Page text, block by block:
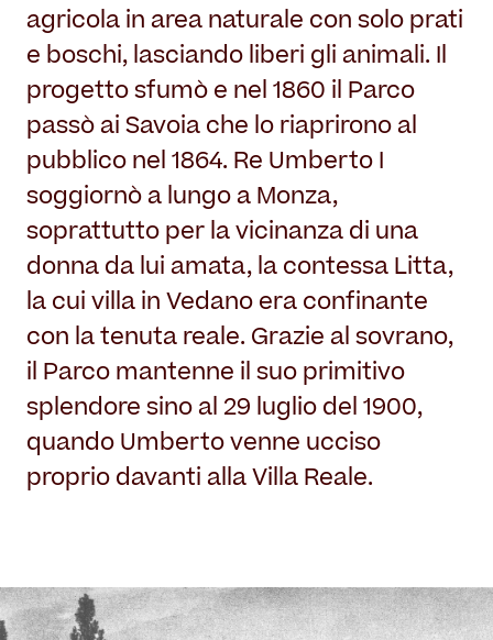
agricola in area naturale con solo prati
e boschi, lasciando liberi gli animali. Il
progetto sfumò e nel 1860 il Parco
passò ai Savoia che lo riaprirono al
pubblico nel 1864. Re Umberto I
soggiornò a lungo a Monza,
soprattutto per la vicinanza di una
donna da lui amata, la contessa Litta,
la cui villa in Vedano era confinante
con la tenuta reale. Grazie al sovrano,
il Parco mantenne il suo primitivo
splendore sino al 29 luglio del 1900,
quando Umberto venne ucciso
proprio davanti alla Villa Reale.